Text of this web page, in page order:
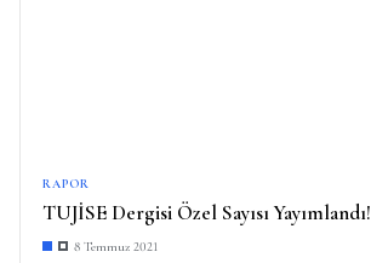
RAPOR
TUJİSE Dergisi Özel Sayısı Yayımlandı!
8 Temmuz 2021